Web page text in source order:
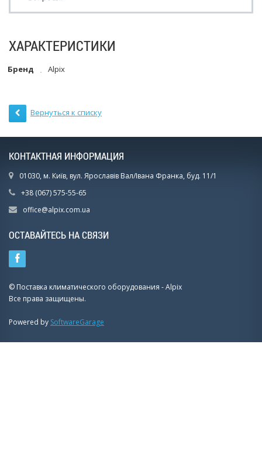
ХАРАКТЕРИСТИКИ
Бренд Alpix
Вернуться к списку
КОНТАКТНАЯ ИНФОРМАЦИЯ
01030, м. Київ, вул. Ярославів Вал/Івана Франка, буд. 11/1
+38 (067) 575-55-65
office@alpix.com.ua
ОСТАВАЙТЕСЬ НА СВЯЗИ
© Поставка климатического оборудования - Alpix
Все права защищены.
Powered by SoftwareGarage